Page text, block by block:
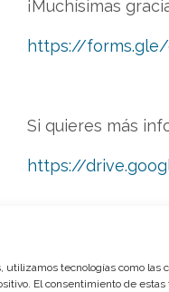
utilizamos tecnologías como las
El consentimiento de
¡Muchísimas
https://forms.gle/
Si quieres más
https://